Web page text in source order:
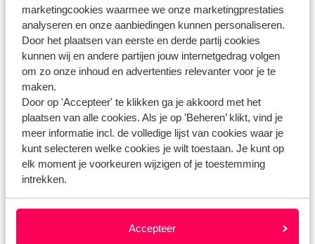
marketingcookies waarmee we onze marketingprestaties
analyseren en onze aanbiedingen kunnen personaliseren.
Door het plaatsen van eerste en derde partij cookies
kunnen wij en andere partijen jouw internetgedrag volgen
om zo onze inhoud en advertenties relevanter voor je te
maken.
Door op 'Accepteer' te klikken ga je akkoord met het
plaatsen van alle cookies. Als je op 'Beheren’ klikt, vind je
meer informatie incl. de volledige lijst van cookies waar je
kunt selecteren welke cookies je wilt toestaan. Je kunt op
elk moment je voorkeuren wijzigen of je toestemming
intrekken.
Accepteer
WhatsApp ons op het nummer +3238081067 . Je
kunt ons op hetzelfde nummer ook bellen, houd dan
rekening met langere wachttijden.
Openingstijden:
Maandag t/m vrijdag: 09:00-18:00
Zaterdag: 10:00-17:00
Zondag: gesloten